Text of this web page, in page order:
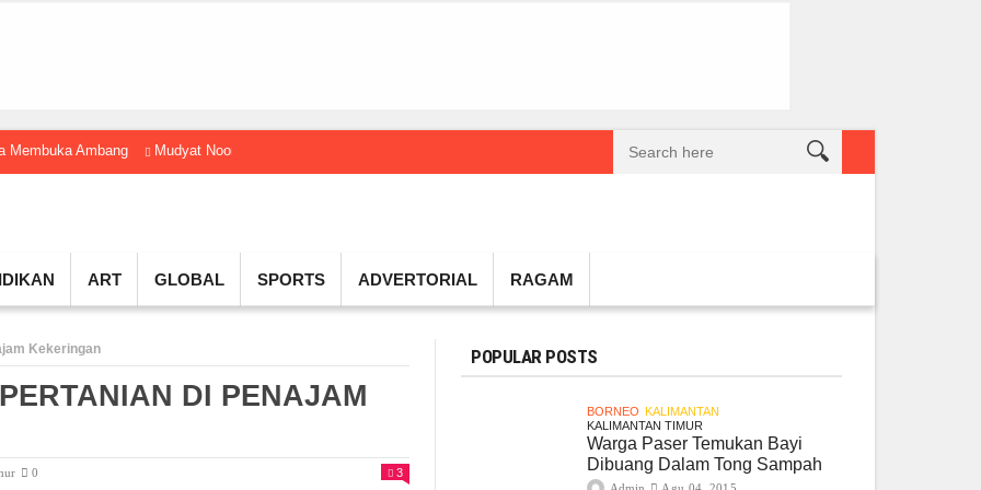
Membuka Ambang Mudyat Noor Temui Menteri Ekraf, Dorong Ekonomi Kreatif Lokal Naik Kelas Gembel PPU dan IGTKI Penajam Sukses Gelar
ART GLOBAL SPORTS ADVERTORIAL RAGAM
Kekeringan
DI PENAJAM
0 3
POPULAR POSTS
BORNEO KALIMANTAN
KALIMANTAN TIMUR
Warga Paser Temukan Bayi
Dibuang Dalam Tong Sampah